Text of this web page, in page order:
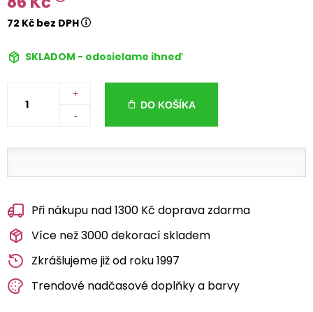
72 Kč bez DPH
SKLADOM - odosielame ihneď
+
-
DO KOŠÍKA
Při nákupu nad 1300 Kč doprava zdarma
Více než 3000 dekorací skladem
Zkrášlujeme již od roku 1997
Trendové nadčasové doplňky a barvy